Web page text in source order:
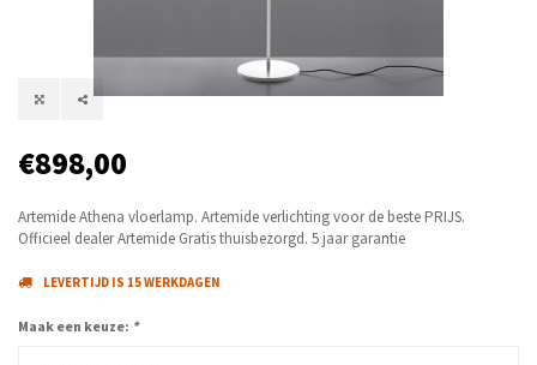
€898,00
Artemide Athena vloerlamp. Artemide verlichting voor de beste PRIJS.
Officieel dealer Artemide Gratis thuisbezorgd. 5 jaar garantie
LEVERTIJD IS 15 WERKDAGEN
Maak een keuze: *